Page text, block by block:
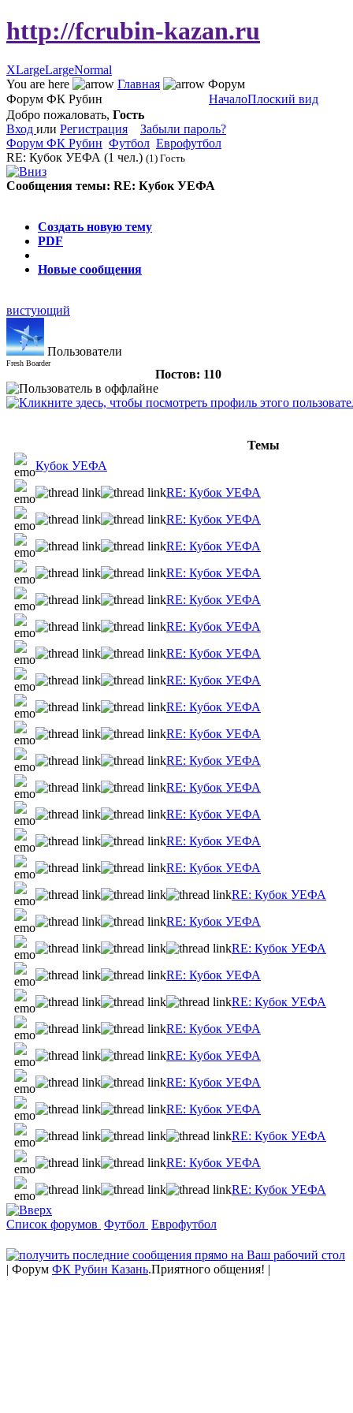
http://fcrubin-kazan.ru
XLargeLargeNormal
You are here
Главная
Форум
Форум ФК Рубин
НачалоПлоский вид
Добро пожаловать, Гость
Вход или Регистрация
Забыли пароль?
Форум ФК Рубин Футбол Еврофутбол
RE: Кубок УЕФА (1 чел.) (1) Гость
Сообщения темы: RE: Кубок УЕФА
Создать новую тему
PDF
Новые сообщения
вистующий
Пользователи
Fresh Boarder
Постов: 110
Темы
Кубок УЕФА
RE: Кубок УЕФА
RE: Кубок УЕФА
RE: Кубок УЕФА
RE: Кубок УЕФА
RE: Кубок УЕФА
RE: Кубок УЕФА
RE: Кубок УЕФА
RE: Кубок УЕФА
RE: Кубок УЕФА
RE: Кубок УЕФА
RE: Кубок УЕФА
RE: Кубок УЕФА
RE: Кубок УЕФА
RE: Кубок УЕФА
RE: Кубок УЕФА
RE: Кубок УЕФА
RE: Кубок УЕФА
RE: Кубок УЕФА
RE: Кубок УЕФА
RE: Кубок УЕФА
RE: Кубок УЕФА
RE: Кубок УЕФА
RE: Кубок УЕФА
RE: Кубок УЕФА
RE: Кубок УЕФА
RE: Кубок УЕФА
RE: Кубок УЕФА
Список форумов Футбол Еврофутбол
| Форум ФК Рубин Казань.Приятного общения! |